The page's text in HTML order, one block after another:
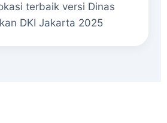
terbaik versi Dinas
DKI Jakarta 2025